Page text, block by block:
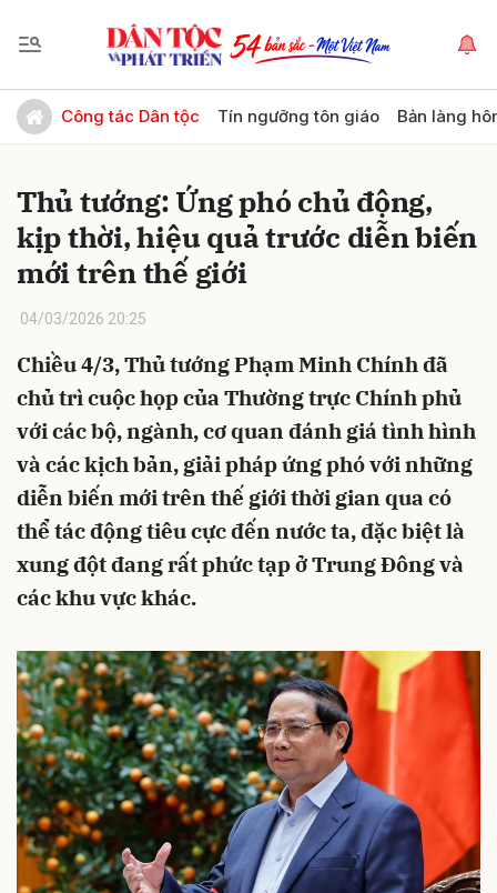
Công tác Dân tộc Tín ngưỡng tôn giáo Bản làng
Thủ tướng: Ứng phó chủ động,
kịp thời, hiệu quả trước diễn biến
mới trên thế giới
04/03/2026 20:25
Chiều 4/3, Thủ tướng Phạm Minh Chính đã
chủ trì cuộc họp của Thường trực Chính phủ
với các bộ, ngành, cơ quan đánh giá tình hình
và các kịch bản, giải pháp ứng phó với những
diễn biến mới trên thế giới thời gian qua có
thể tác động tiêu cực đến nước ta, đặc biệt là
xung đột đang rất phức tạp ở Trung Đông và
các khu vực khác.
Gửi bình luận